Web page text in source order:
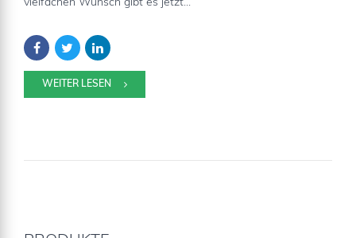
vielfachen Wunsch gibt es jetzt...
WEITER LESEN